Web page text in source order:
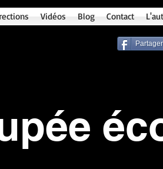
Vidéos Blog Contact
Partager